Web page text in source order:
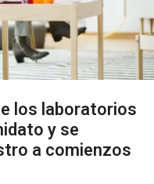
los laboratorios
y se
a comienzos